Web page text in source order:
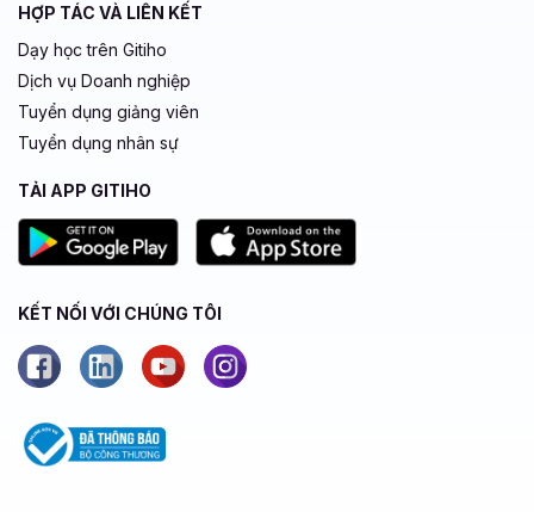
HỢP TÁC VÀ LIÊN KẾT
Dạy học trên Gitiho
Dịch vụ Doanh nghiệp
Tuyển dụng giảng viên
Tuyển dụng nhân sự
TẢI APP GITIHO
KẾT NỐI VỚI CHÚNG TÔI